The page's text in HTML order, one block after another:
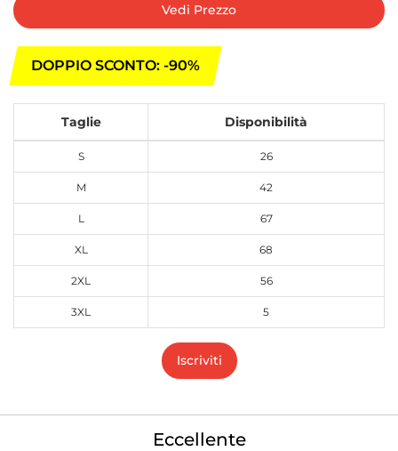
Vedi Prezzo
DOPPIO SCONTO: -90%
Taglie Disponibilità
S 26
M 42
L 67
XL 68
2XL 56
3XL 5
Iscriviti
Eccellente